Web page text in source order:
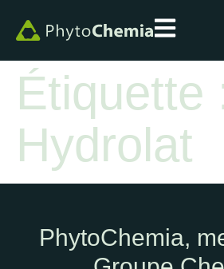
Étiquette
Hydrolat
PhytoChemia,